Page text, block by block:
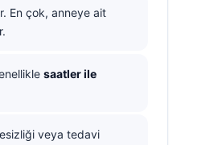
En çok, anneye ait
saatler ile
veya tedavi